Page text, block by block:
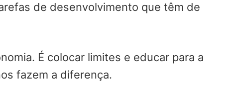
de desenvolvimento que têm de
É colocar limites e educar para a
fazem a diferença.